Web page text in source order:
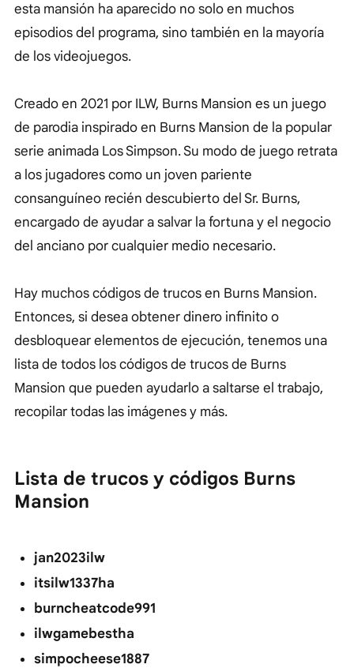
esta mansión ha aparecido no solo en muchos
episodios del programa, sino también en la mayoría
de los videojuegos.
Creado en 2021 por ILW, Burns Mansion es un juego
de parodia inspirado en Burns Mansion de la popular
serie animada Los Simpson. Su modo de juego retrata
a los jugadores como un joven pariente
consanguíneo recién descubierto del Sr. Burns,
encargado de ayudar a salvar la fortuna y el negocio
del anciano por cualquier medio necesario.
Hay muchos códigos de trucos en Burns Mansion.
Entonces, si desea obtener dinero infinito o
desbloquear elementos de ejecución, tenemos una
lista de todos los códigos de trucos de Burns
Mansion que pueden ayudarlo a saltarse el trabajo,
recopilar todas las imágenes y más.
Lista de trucos y códigos Burns
Mansion
jan2023ilw
itsilw1337ha
burncheatcode991
ilwgamebestha
simpocheese1887